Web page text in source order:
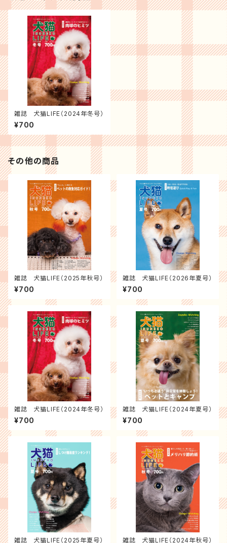
雑誌 犬猫LIFE（2024年冬号）
¥700
その他の商品
雑誌 犬猫LIFE（2025年秋号）
¥700
雑誌 犬猫LIFE（2026年夏号）
¥700
雑誌 犬猫LIFE（2024年冬号）
¥700
雑誌 犬猫LIFE（2024年夏号）
¥700
雑誌 犬猫LIFE（2025年夏号） 雑誌 犬猫LIFE（2024年秋号）